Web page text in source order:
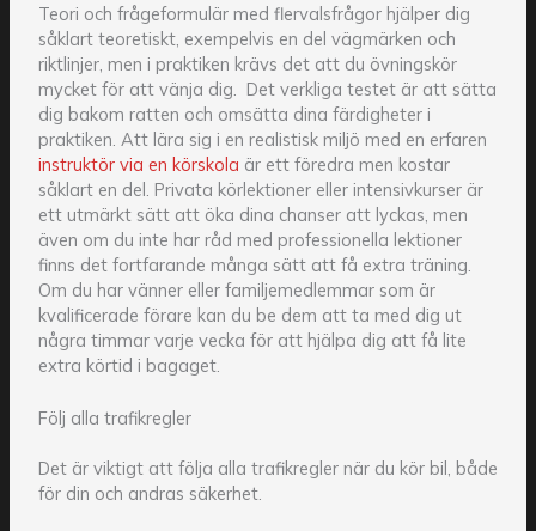
Teori och frågeformulär med flervalsfrågor hjälper dig
såklart teoretiskt, exempelvis en del vägmärken och
riktlinjer, men i praktiken krävs det att du övningskör
mycket för att vänja dig. Det verkliga testet är att sätta
dig bakom ratten och omsätta dina färdigheter i
praktiken. Att lära sig i en realistisk miljö med en erfaren
instruktör via en körskola är ett föredra men kostar
såklart en del. Privata körlektioner eller intensivkurser är
ett utmärkt sätt att öka dina chanser att lyckas, men
även om du inte har råd med professionella lektioner
finns det fortfarande många sätt att få extra träning.
Om du har vänner eller familjemedlemmar som är
kvalificerade förare kan du be dem att ta med dig ut
några timmar varje vecka för att hjälpa dig att få lite
extra körtid i bagaget.
Följ alla trafikregler
Det är viktigt att följa alla trafikregler när du kör bil, både
för din och andras säkerhet.